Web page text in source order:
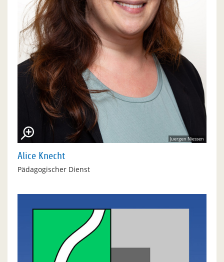
Juergen Niessen
Alice Knecht
Pädagogischer Dienst